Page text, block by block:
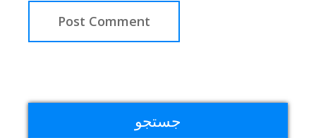
جستجو